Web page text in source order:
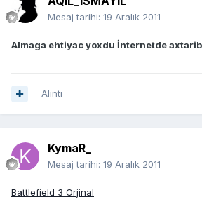
Mesaj tarihi: 19 Aralık 2011
Almaga ehtiyac yoxdu İnternetde
Alıntı
KymaR_
Mesaj tarihi: 19 Aralık 2011
Battlefield 3 Orjinal